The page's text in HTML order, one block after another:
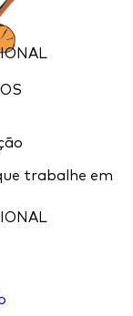
trabalhe em